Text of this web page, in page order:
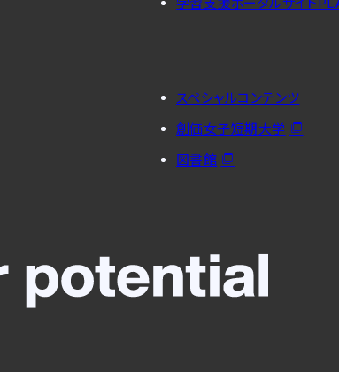
学習支援ポータルサイト
スペシャルコンテンツ
創価女子短期大学
図書館